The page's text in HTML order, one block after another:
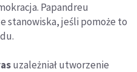
Papandreu
stanowiska, jeśli pomoże to
uzależniał utworzenie